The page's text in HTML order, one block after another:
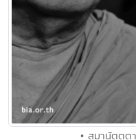
• สมานัตตต